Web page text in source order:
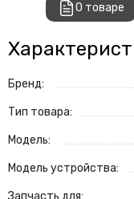
О товаре
Бренд:
Тип товара:
Модель:
Модель устройства: